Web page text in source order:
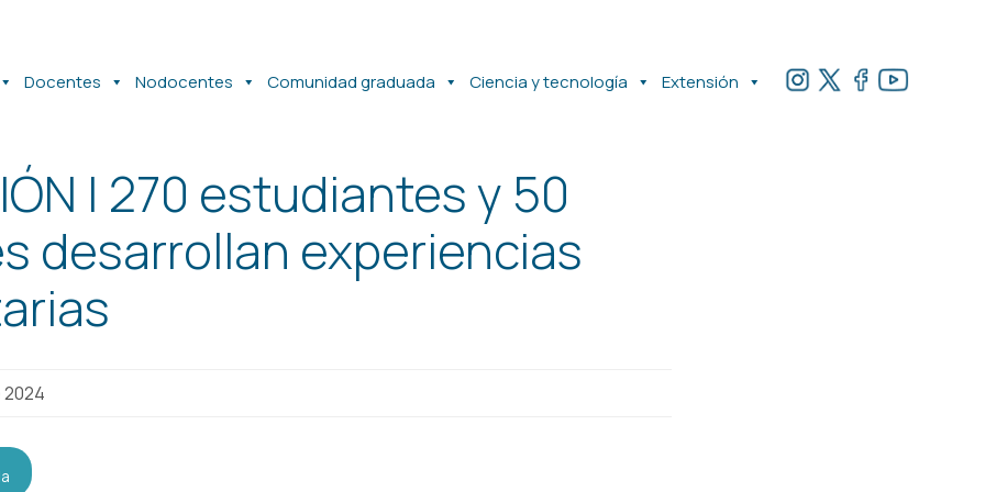
Docentes Nodocentes Comunidad graduada Ciencia y tecnología Extensión
| 270 estudiantes y 50
desarrollan experiencias
2024